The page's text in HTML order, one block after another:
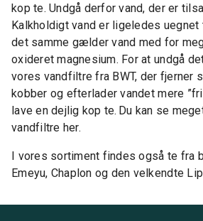
kop te. Undgå derfor vand, der er
Kalkholdigt vand er ligeledes
det samme gælder vand med for
oxideret magnesium. For at undgå
vores vandfiltre fra BWT, der fjerner
kobber og efterlader vandet mere
lave en dejlig kop te. Du kan se
vandfiltre her.
I vores sortiment findes også te fra
Emeyu, Chaplon og den velkendte